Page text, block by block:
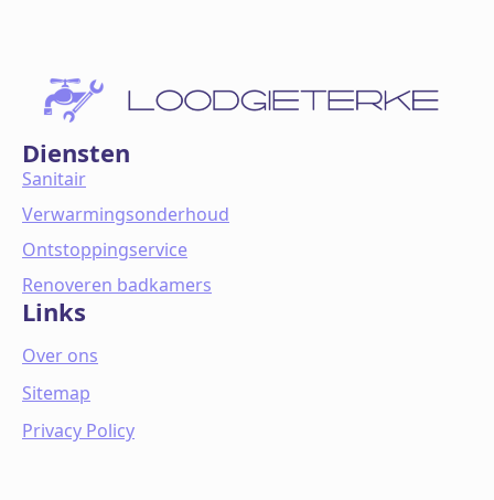
Diensten
Sanitair
Verwarmingsonderhoud
Ontstoppingservice
Renoveren badkamers
Links
Over ons
Sitemap
Privacy Policy